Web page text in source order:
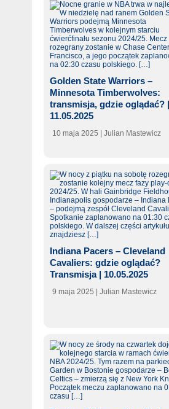
Golden State Warriors –
Minnesota Timberwolves:
transmisja, gdzie oglądać? |
11.05.2025
10 maja 2025 | Julian Mastewicz
Indiana Pacers – Cleveland
Cavaliers: gdzie oglądać?
Transmisja | 10.05.2025
9 maja 2025 | Julian Mastewicz